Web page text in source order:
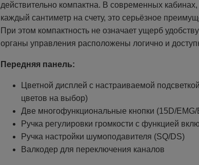
действительно компактна. В современных кабинах,
каждый сантиметр на счету, это серьёзное
При этом компактность не означает ущерб
органы управления расположены логично и
Передняя панель:
Цветной дисплей с настраиваемой
цветов на выбор)
Две многофункциональные кнопки (15D/
Ручка регулировки громкости с функцией
Ручка настройки шумоподавителя (SQ/DS)
Валкодер для переключения каналов